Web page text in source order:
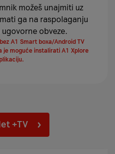
možeš unajmiti uz
ga na raspolaganju
obveze.
A1 Smart boxa/Android TV
je moguće instalirati A1 Xplore
+TV